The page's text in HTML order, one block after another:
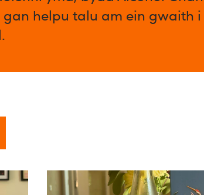
gan helpu talu am ein gwaith